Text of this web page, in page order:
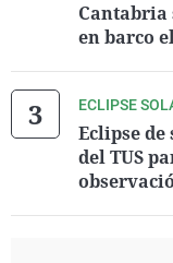
Cantabria
en barco
ECLIPSE
Eclipse
del TUS